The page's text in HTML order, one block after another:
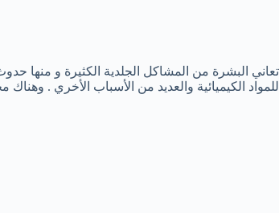
تعاني البشرة من المشاكل الجلدية الكثيرة و منها
للمواد الكيميائية والعديد من الأسباب الأخري .